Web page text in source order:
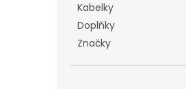
Kabelky
Doplňky
Značky